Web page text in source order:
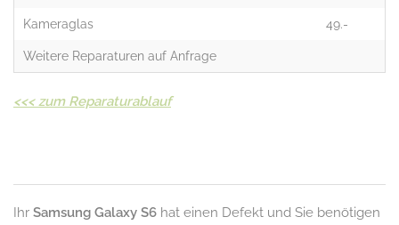
Kameraglas 49.-
Weitere Reparaturen auf Anfrage
<<< zum Reparaturablauf
Ihr Samsung Galaxy S6 hat einen Defekt und Sie benötigen